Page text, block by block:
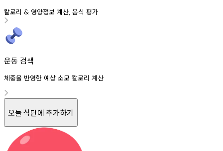
칼로리 & 영양정보 계산, 음식 평가
운동 검색
체중을 반영한 예상 소모 칼로리 계산
오늘 식단에 추가하기